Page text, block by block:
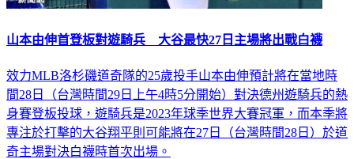
山本由伸首登板對遊騎兵 大谷最快27日主場將出戰白襪
效力MLB洛杉磯道奇隊的25歲投手山本由伸預計將在當地時
間28日（台灣時間29日上午4時5分開始）對決德州遊騎兵的熱
身賽登板投球，遊騎兵是2023年球季世界大賽冠軍，而本季將
專注於打擊的大谷翔平則可能將在27日（台灣時間28日）於道
奇主場對決白襪時首次出場。